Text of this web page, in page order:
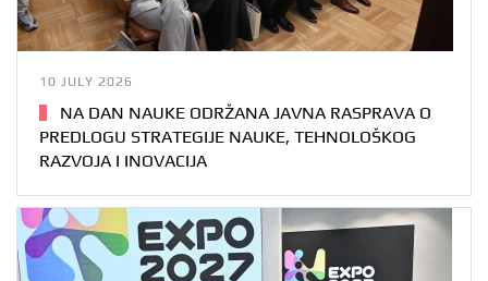
10 JULY 2026
NA DAN NAUKE ODRŽANA JAVNA RASPRAVA O
PREDLOGU STRATEGIJE NAUKE, TEHNOLOŠKOG
RAZVOJA I INOVACIJA